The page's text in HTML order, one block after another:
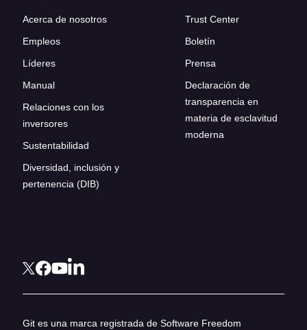
Acerca de nosotros
Empleos
Líderes
Manual
Relaciones con los
inversores
Sustentabilidad
Diversidad, inclusión y
pertenencia (DIB)
Trust Center
Boletín
Prensa
Declaración de
transparencia en
materia de esclavitud
moderna
Git es una marca registrada de Software Freedom